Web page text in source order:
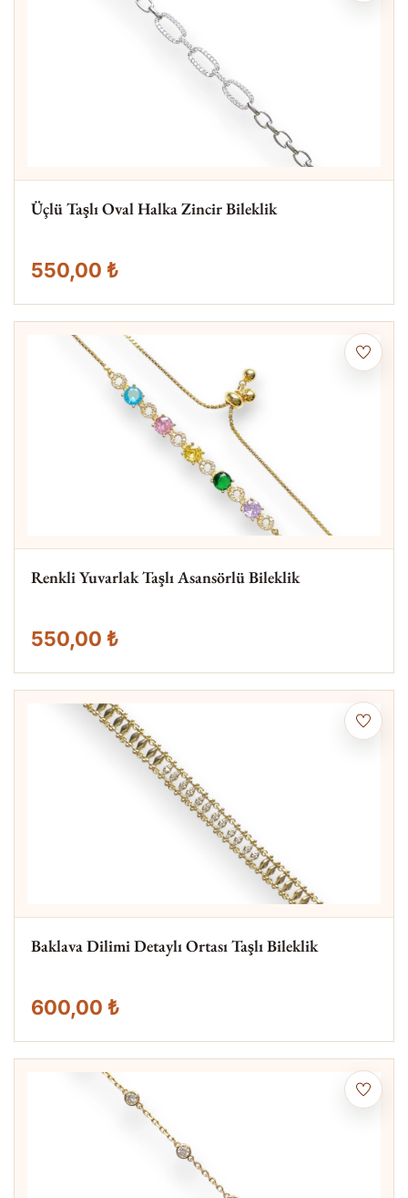
Üçlü Taşlı Oval Halka Zincir Bileklik
550,00 ₺
Renkli Yuvarlak Taşlı Asansörlü Bileklik
550,00 ₺
Baklava Dilimi Detaylı Ortası Taşlı Bileklik
600,00 ₺